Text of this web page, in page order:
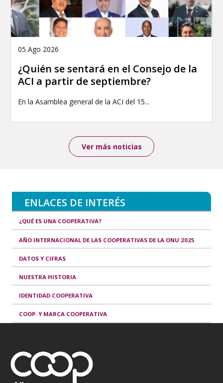
05 Ago 2026
¿Quién se sentará en el Consejo de la
ACI a partir de septiembre?
En la Asamblea general de la ACI del 15...
Ver más noticias
ENLACES DE INTERÉS
¿QUÉ ES UNA COOPERATIVA?
AÑO INTERNACIONAL DE LAS COOPERATIVAS DE LA ONU 2025
DATOS Y CIFRAS
NUESTRA HISTORIA
IDENTIDAD COOPERATIVA
COOP. Y MARCA COOPERATIVA